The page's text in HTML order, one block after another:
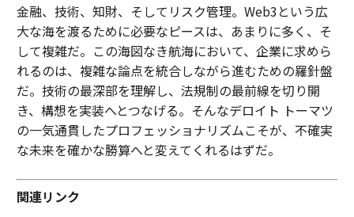
金融、技術、知財、そしてリスク管理。Web3という広
大な海を渡るために必要なピースは、あまりに多く、そ
して複雑だ。この海図なき航海において、企業に求めら
れるのは、複雑な論点を統合しながら進むための羅針盤
だ。技術の最深部を理解し、法規制の最前線を切り開
き、構想を実装へとつなげる。そんなデロイト トーマツ
の一気通貫したプロフェッショナリズムこそが、不確実
な未来を確かな勝算へと変えてくれるはずだ。
関連リンク